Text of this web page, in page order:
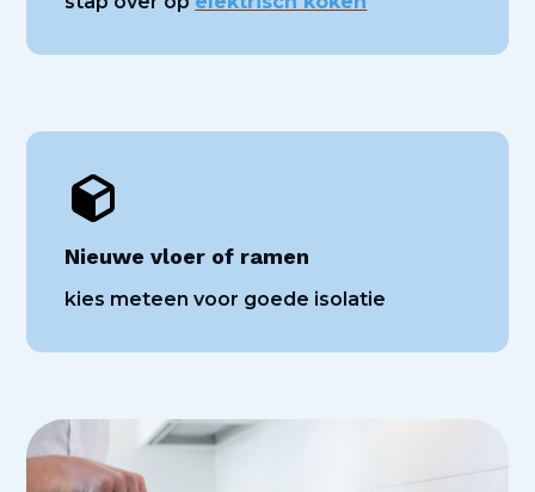
Nieuwe vloer of ramen
kies meteen voor goede isolatie